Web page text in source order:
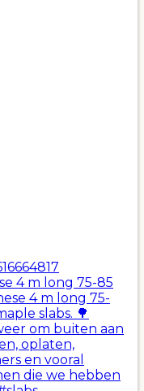
4 m long 75-85